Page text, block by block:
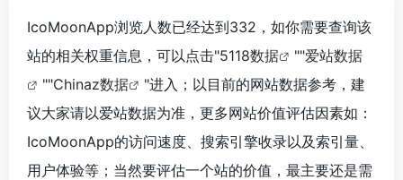
IcoMoonApp浏览人数已经达到332，如你需要查询该
站的相关权重信息，可以点击"5118数据 ""爱站数据
""Chinaz数据
"进入；以目前的网站数据参考，建
议大家请以爱站数据为准，更多网站价值评估因素如：
IcoMoonApp的访问速度、搜索引擎收录以及索引量、
用户体验等；当然要评估一个站的价值，最主要还是需